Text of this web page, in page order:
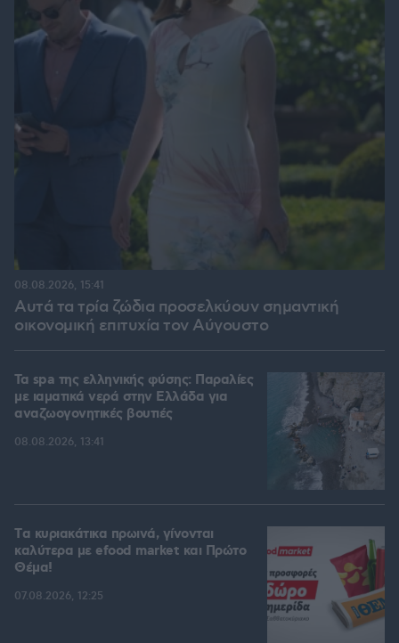
Αυτά τα τρία ζώδια προσελκύουν σημαντική
οικονομική επιτυχία τον Αύγουστο
08.08.2026, 15:41
Τα spa της ελληνικής φύσης: Παραλίες
με ιαματικά νερά στην Ελλάδα για
αναζωογονητικές βουτιές
08.08.2026, 13:41
Tα κυριακάτικα πρωινά, γίνονται
καλύτερα με efood market και Πρώτο
Θέμα!
07.08.2026, 12:25